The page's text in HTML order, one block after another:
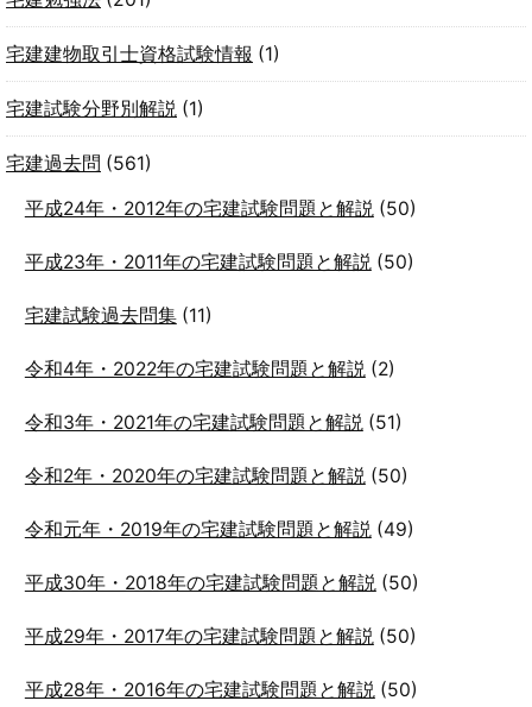
宅建建物取引士資格試験情報 (1)
宅建試験分野別解説 (1)
宅建過去問 (561)
平成24年・2012年の宅建試験問題と解説(50)
平成23年・2011年の宅建試験問題と解説(50)
宅建試験過去問集(11)
令和4年・2022年の宅建試験問題と解説(2)
令和3年・2021年の宅建試験問題と解説(51)
令和2年・2020年の宅建試験問題と解説(50)
令和元年・2019年の宅建試験問題と解説(49)
平成30年・2018年の宅建試験問題と解説(50)
平成29年・2017年の宅建試験問題と解説(50)
平成28年・2016年の宅建試験問題と解説(50)